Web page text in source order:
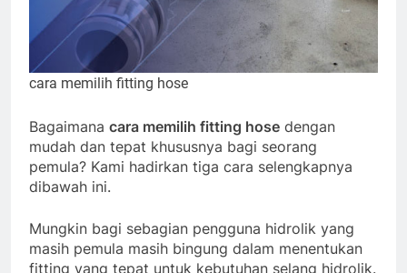
cara memilih fitting hose
Bagaimana cara memilih fitting hose dengan
mudah dan tepat khususnya bagi seorang
pemula? Kami hadirkan tiga cara selengkapnya
dibawah ini.
Mungkin bagi sebagian pengguna hidrolik yang
masih pemula masih bingung dalam menentukan
fitting yang tepat untuk kebutuhan selang hidrolik.